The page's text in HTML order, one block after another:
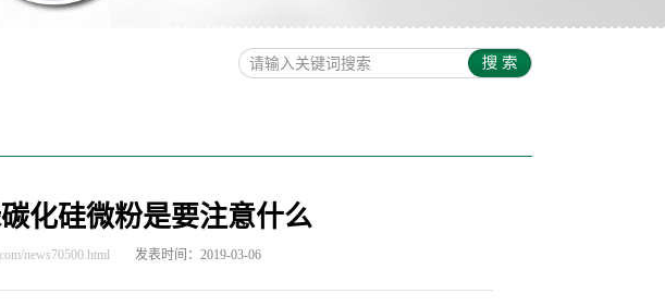
化硅微粉是要注意什么
news70500.html 发表时间：2019-03-06